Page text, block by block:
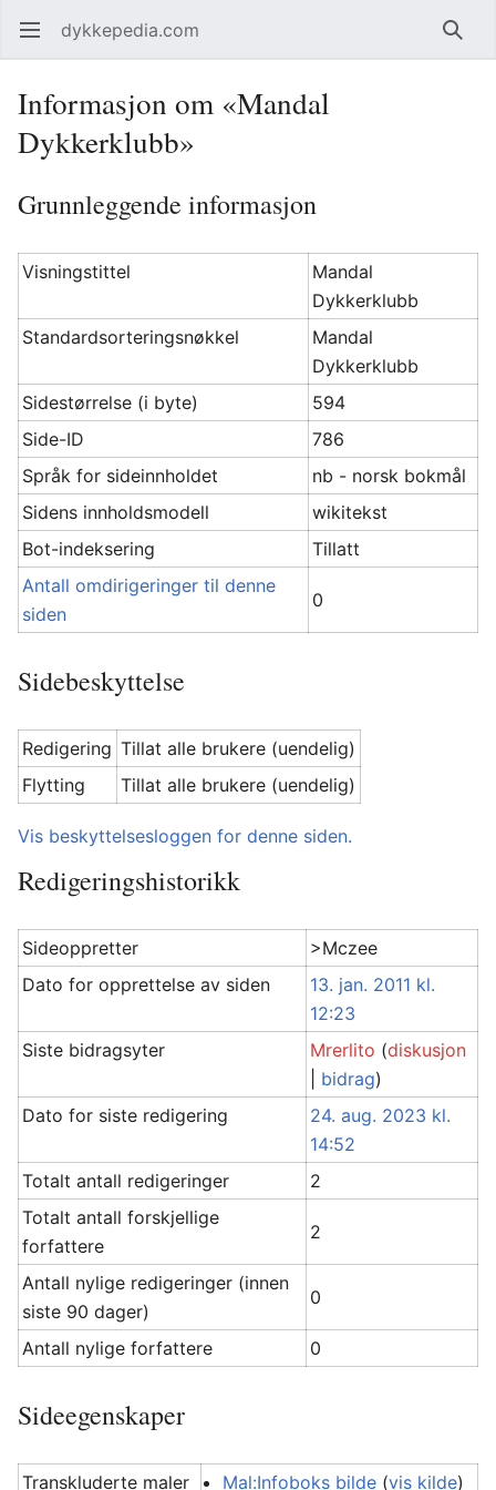
Åpne hovedmenyen dykkepedia.com Søk
Informasjon om «Mandal
Dykkerklubb»
Grunnleggende informasjon
Visningstittel
Mandal
Dykkerklubb
Standardsorteringsnøkkel
Mandal
Dykkerklubb
Sidestørrelse (i byte)
594
Side-ID
786
Språk for sideinnholdet
nb - norsk bokmål
Sidens innholdsmodell
wikitekst
Bot-indeksering
Tillatt
Antall omdirigeringer til denne
siden
0
Sidebeskyttelse
Redigering Tillat alle brukere (uendelig)
Flytting
Tillat alle brukere (uendelig)
Vis beskyttelsesloggen for denne siden.
Redigeringshistorikk
Sideoppretter
>Mczee
Dato for opprettelse av siden
13. jan. 2011 kl.
12:23
Siste bidragsyter
Mrerlito (diskusjon
bidrag)
Dato for siste redigering
24. aug. 2023 kl.
14:52
Totalt antall redigeringer
2
Totalt antall forskjellige
forfattere
2
Antall nylige redigeringer (innen
siste 90 dager)
0
Antall nylige forfattere 0
Sideegenskaper
Transkluderte maler Mal:Infoboks bilde (vis kilde)